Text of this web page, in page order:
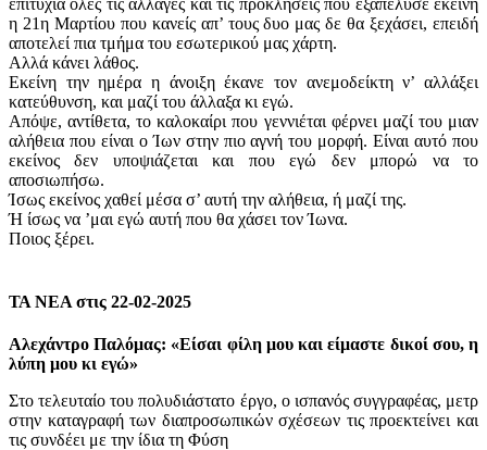
επιτυχία όλες τις αλλαγές και τις προκλήσεις που εξαπέλυσε εκείνη
η 21η Μαρτίου που κανείς απ’ τους δυο μας δε θα ξεχάσει, επειδή
αποτελεί πια τμήμα του εσωτερικού μας χάρτη.
Αλλά κάνει λάθος.
Εκείνη την ημέρα η άνοιξη έκανε τον ανεμοδείκτη ν’ αλλάξει
κατεύθυνση, και μαζί του άλλαξα κι εγώ.
Απόψε, αντίθετα, το καλοκαίρι που γεννιέται φέρνει μαζί του μιαν
αλήθεια που είναι ο Ίων στην πιο αγνή του μορφή. Είναι αυτό που
εκείνος δεν υποψιάζεται και που εγώ δεν μπορώ να το
αποσιωπήσω.
Ίσως εκείνος χαθεί μέσα σ’ αυτή την αλήθεια, ή μαζί της.
Ή ίσως να ’μαι εγώ αυτή που θα χάσει τον Ίωνα.
Ποιος ξέρει.
ΤΑ ΝΕΑ στις 22-02-2025
Αλεχάντρο Παλόμας: «Είσαι φίλη μου και είμαστε δικοί σου, η
λύπη μου κι εγώ»
Στο τελευταίο του πολυδιάστατο έργο, ο ισπανός συγγραφέας, μετρ
στην καταγραφή των διαπροσωπικών σχέσεων τις προεκτείνει και
τις συνδέει με την ίδια τη Φύση